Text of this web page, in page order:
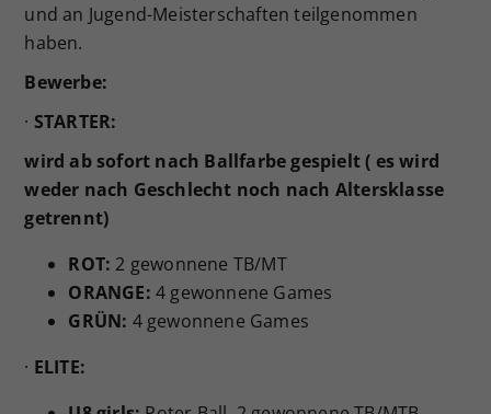
und an Jugend-Meisterschaften teilgenommen
haben.
Bewerbe:
· STARTER:
wird ab sofort nach Ballfarbe gespielt ( es wird
weder nach Geschlecht noch nach Altersklasse
getrennt)
ROT: 2 gewonnene TB/MT
ORANGE: 4 gewonnene Games
GRÜN: 4 gewonnene Games
· ELITE: